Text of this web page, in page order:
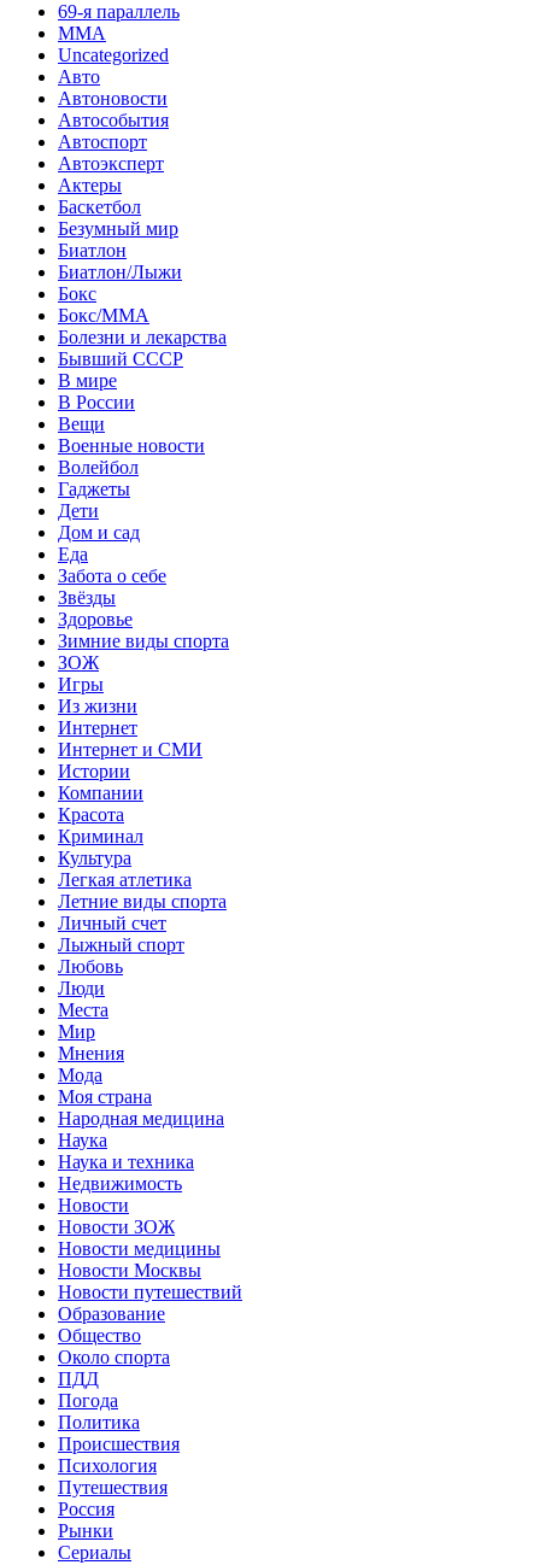
69-я параллель
MMA
Uncategorized
Авто
Автоновости
Автособытия
Автоспорт
Автоэксперт
Актеры
Баскетбол
Безумный мир
Биатлон
Биатлон/Лыжи
Бокс
Бокс/MMA
Болезни и лекарства
Бывший СССР
В мире
В России
Вещи
Военные новости
Волейбол
Гаджеты
Дети
Дом и сад
Еда
Забота о себе
Звёзды
Здоровье
Зимние виды спорта
ЗОЖ
Игры
Из жизни
Интернет
Интернет и СМИ
Истории
Компании
Красота
Криминал
Культура
Легкая атлетика
Летние виды спорта
Личный счет
Лыжный спорт
Любовь
Люди
Места
Мир
Мнения
Мода
Моя страна
Народная медицина
Наука
Наука и техника
Недвижимость
Новости
Новости ЗОЖ
Новости медицины
Новости Москвы
Новости путешествий
Образование
Общество
Около спорта
ПДД
Погода
Политика
Происшествия
Психология
Путешествия
Россия
Рынки
Сериалы